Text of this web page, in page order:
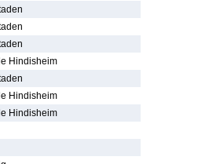
Hindisheim
Hindisheim
Hindisheim